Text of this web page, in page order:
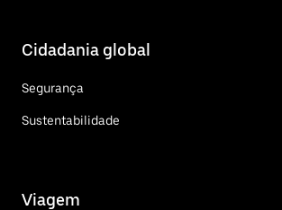
Cidadania global
Segurança
Sustentabilidade
Viagem